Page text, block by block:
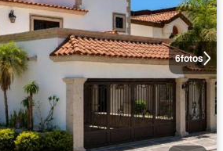
6fotos